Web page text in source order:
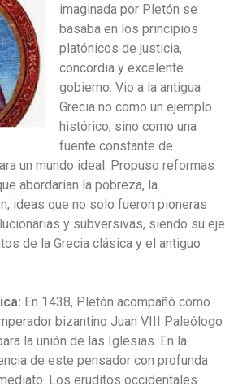
imaginada por Pletón se
basaba en los principios
platónicos de justicia,
concordia y excelente
gobierno. Vio a la antigua
Grecia no como un ejemplo
histórico, sino como una
fuente constante de
un mundo ideal. Propuso reformas
abordarían la pobreza, la
ideas que no solo fueron pioneras
y subversivas, siendo su eje
de la Grecia clásica y el antiguo
En 1438, Pletón acompañó como
bizantino Juan VIII Paleólogo
la unión de las Iglesias. En la
de este pensador con profunda
Los eruditos occidentales